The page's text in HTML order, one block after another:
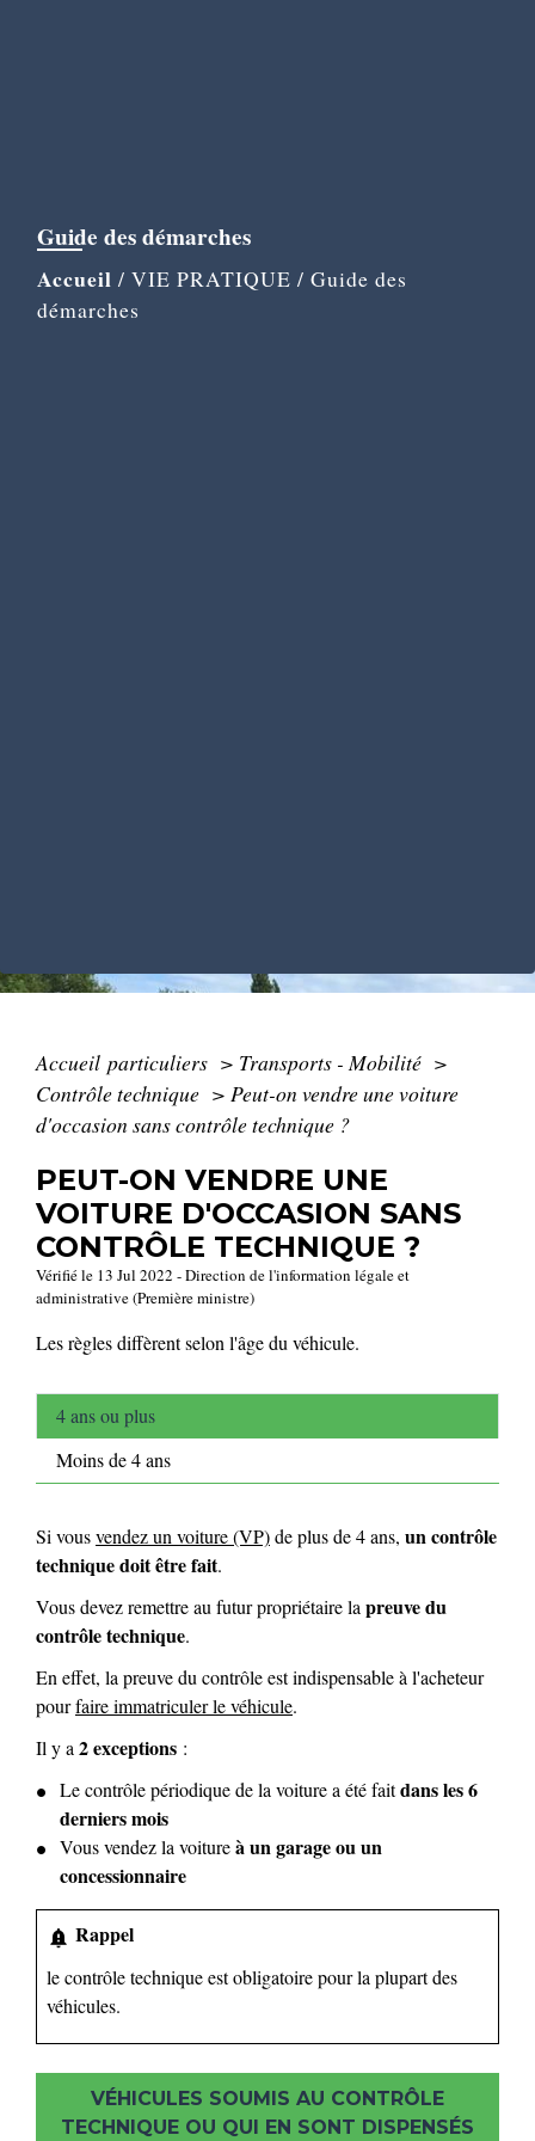
Guide des démarches
Accueil / VIE PRATIQUE / Guide des
démarches
Accueil particuliers > Transports - Mobilité >
Contrôle technique > Peut-on vendre une voiture
d'occasion sans contrôle technique ?
PEUT-ON VENDRE UNE
VOITURE D'OCCASION SANS
CONTRÔLE TECHNIQUE ?
Vérifié le 13 Jul 2022 - Direction de l'information légale et
administrative (Première ministre)
Les règles diffèrent selon l'âge du véhicule.
4 ans ou plus
Moins de 4 ans
Si vousvendez un voiture (VP)de plus de 4 ans, un contrôle
technique doit être fait.
Vous devez remettre au futur propriétaire la preuve du
contrôle technique.
En effet, la preuve du contrôle est indispensable à l'acheteur
pourfaire immatriculer le véhicule.
Il y a 2 exceptions :
Le contrôle périodique de la voiture a été faitdans les 6
derniers mois
Vous vendez la voitureà un garage ou un
concessionnaire
notification_important Rappel
le contrôle technique est obligatoire pour la plupart des
véhicules.
VÉHICULES SOUMIS AU CONTRÔLE
TECHNIQUE OU QUI EN SONT DISPENSÉS